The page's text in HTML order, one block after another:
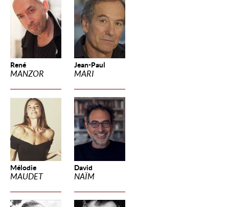
René
MANZOR
Jean-Paul
MARI
Mélodie
MAUDET
David
NAÏM